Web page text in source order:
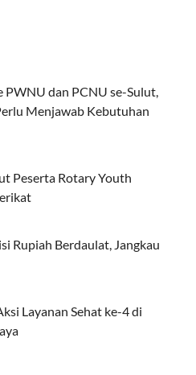
PWNU dan PCNU se-Sulut,
Menjawab Kebutuhan
Peserta Rotary Youth
Rupiah Berdaulat, Jangkau
Layanan Sehat ke-4 di